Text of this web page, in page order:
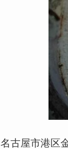
名古屋市港区